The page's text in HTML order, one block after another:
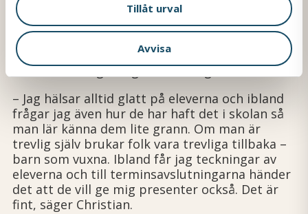
Tillåt urval
Avvisa
Möter alla med ett leende
Christian anser att en bussförare bör vara
social, glad och trevlig. Själv försöker han alltid
hälsa på alla resenärer med ett leende.
Skolbarnen utgör inget undantag.
– Jag hälsar alltid glatt på eleverna och ibland
frågar jag även hur de har haft det i skolan så
man lär känna dem lite grann. Om man är
trevlig själv brukar folk vara trevliga tillbaka –
barn som vuxna. Ibland får jag teckningar av
eleverna och till terminsavslutningarna händer
det att de vill ge mig presenter också. Det är
fint, säger Christian.